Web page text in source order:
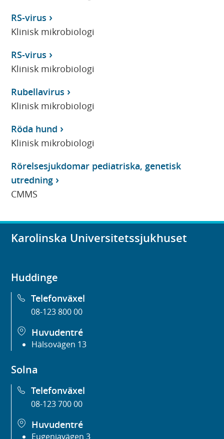
RS-virus
Klinisk mikrobiologi
RS-virus
Klinisk mikrobiologi
Rubellavirus
Klinisk mikrobiologi
Röda hund
Klinisk mikrobiologi
Rörelsesjukdomar pediatriska, genetisk
utredning
CMMS
Karolinska Universitetssjukhuset
Huddinge
Telefonväxel
08-123 800 00
Huvudentré
Hälsovägen 13
Solna
Telefonväxel
08-123 700 00
Huvudentré
Eugeniavägen 3